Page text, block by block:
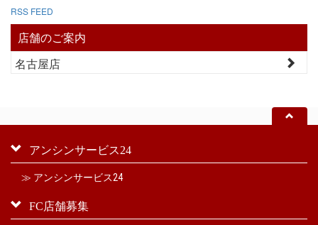
RSS FEED
店舗のご案内
名古屋店
アンシンサービス24
≫ アンシンサービス24
FC店舗募集